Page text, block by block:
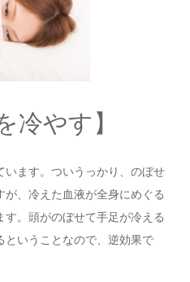
冷やす】
ます。ついうっかり、のぼせ
、冷えた血液が全身にめぐる
。頭がのぼせて手足が冷える
ということなので、逆効果で